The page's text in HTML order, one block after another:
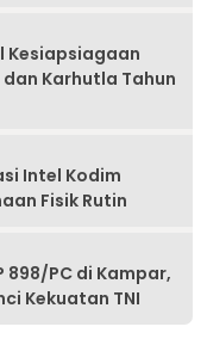
Kesiapsiagaan
Karhutla Tahun
Intel Kodim
Fisik Rutin
898/PC di Kampar,
Kekuatan TNI